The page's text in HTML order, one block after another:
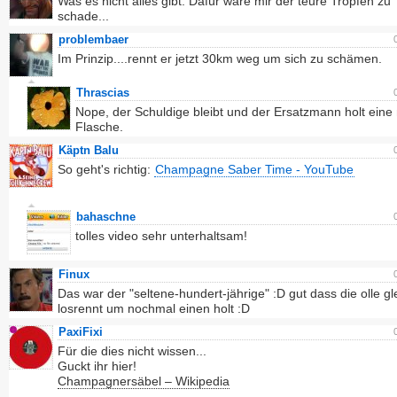
schade...
problembaer
Im Prinzip....rennt er jetzt 30km weg um sich zu schämen.
Thrascias
Nope, der Schuldige bleibt und der Ersatzmann holt eine
Flasche.
Käptn Balu
So geht's richtig: Champagne Saber Time - YouTube
bahaschne
tolles video sehr unterhaltsam!
Finux
Das war der "seltene-hundert-jährige" :D gut dass die olle
losrennt um nochmal einen holt :D
PaxiFixi
Für die dies nicht wissen...
Guckt ihr hier!
Champagnersäbel – Wikipedia